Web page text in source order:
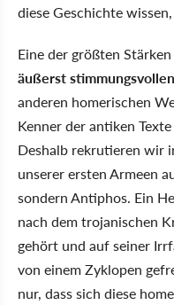
diese Geschichte
Eine der größten
äußerst
anderen homerischen
Kenner der antiken
Deshalb rekrutieren wir
unserer ersten Armeen
sondern Antiphos. Ein
nach dem trojanischen
gehört und auf seiner
von einem Zyklopen
nur, dass sich diese